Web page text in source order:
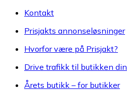
Kontakt
Prisjakts annonseløsninger
Hvorfor være på Prisjakt?
Drive trafikk til butikken din
Årets butikk – for butikker